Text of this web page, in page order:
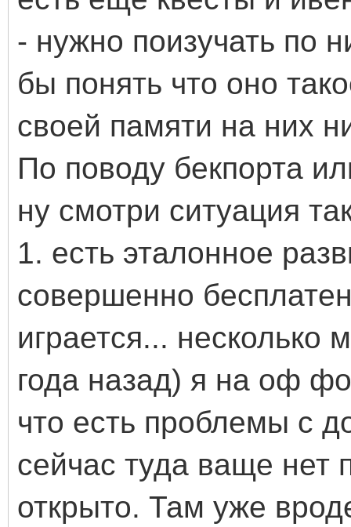
- нужно поизучать по
бы понять что оно
своей памяти на них
По поводу бекпорта
ну смотри ситуация
1. есть эталонное
совершенно
играется... несколько
года назад) я на оф
что есть проблемы с
сейчас туда ваще нет
открыто. Там уже